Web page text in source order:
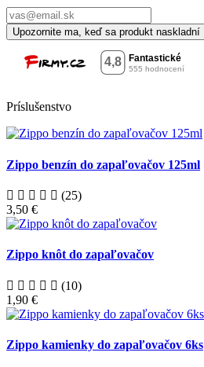
Príslušenstvo
Zippo benzín do zapaľovačov 125ml
(25)
3,50 €
Zippo knôt do zapaľovačov
(10)
1,90 €
Zippo kamienky do zapaľovačov 6ks